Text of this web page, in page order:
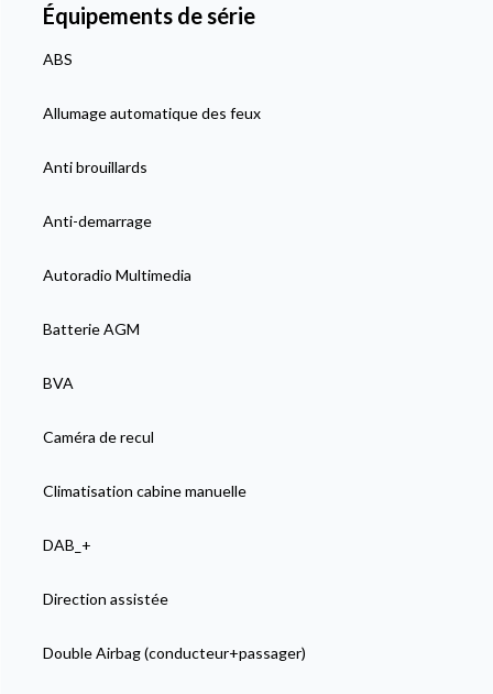
Équipements de série
ABS
Allumage automatique des feux
Anti brouillards
Anti-demarrage
Autoradio Multimedia
Batterie AGM
BVA
Caméra de recul
Climatisation cabine manuelle
DAB_+
Direction assistée
Double Airbag (conducteur+passager)